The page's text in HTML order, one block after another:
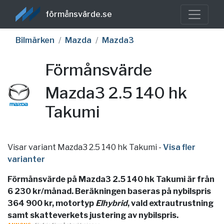
förmånsvärde.se
Bilmärken Mazda Mazda3
Förmånsvärde
Mazda3 2.5 140 hk
Takumi
Visar variant Mazda3 2.5 140 hk Takumi - Visa fler
varianter
Förmånsvärde på Mazda3 2.5 140 hk Takumi är från
6 230 kr/månad. Beräkningen baseras på nybilspris
364 900 kr, motortyp Elhybrid, vald extrautrustning
samt skatteverkets justering av nybilspris.